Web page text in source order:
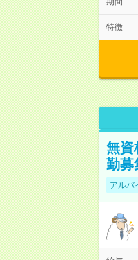
特徴
無資
勤募
アルバ